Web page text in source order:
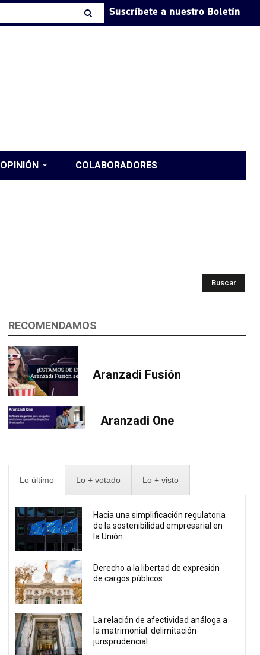
Suscríbete a nuestro Boletín
OPINIÓN COLABORADORES
Buscar
RECOMENDAMOS
Aranzadi Fusión
Aranzadi One
Lo último Lo + votado Lo + visto
Hacia una simplificación regulatoria
de la sostenibilidad empresarial en
la Unión...
Derecho a la libertad de expresión
de cargos públicos
La relación de afectividad análoga a
la matrimonial: delimitación
jurisprudencial...